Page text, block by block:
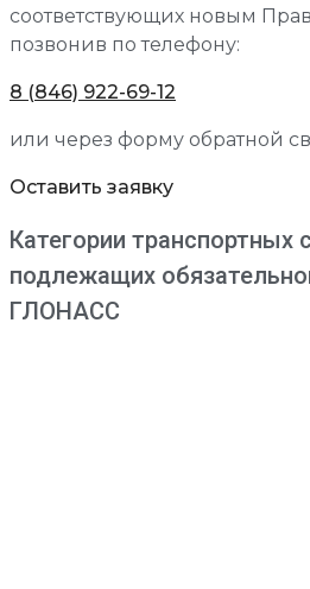
соответствующих новым
позвонив по телефону:
8 (846) 922-69-12
или через форму обратной
Оставить заявку
Категории транспортных
подлежащих
ГЛОНАСС